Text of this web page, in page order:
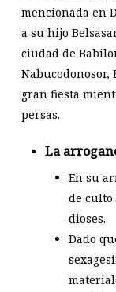
mencionada en
a su hijo
ciudad de
gran fiesta
persas.
La
En su
de culto
dioses.
Dado